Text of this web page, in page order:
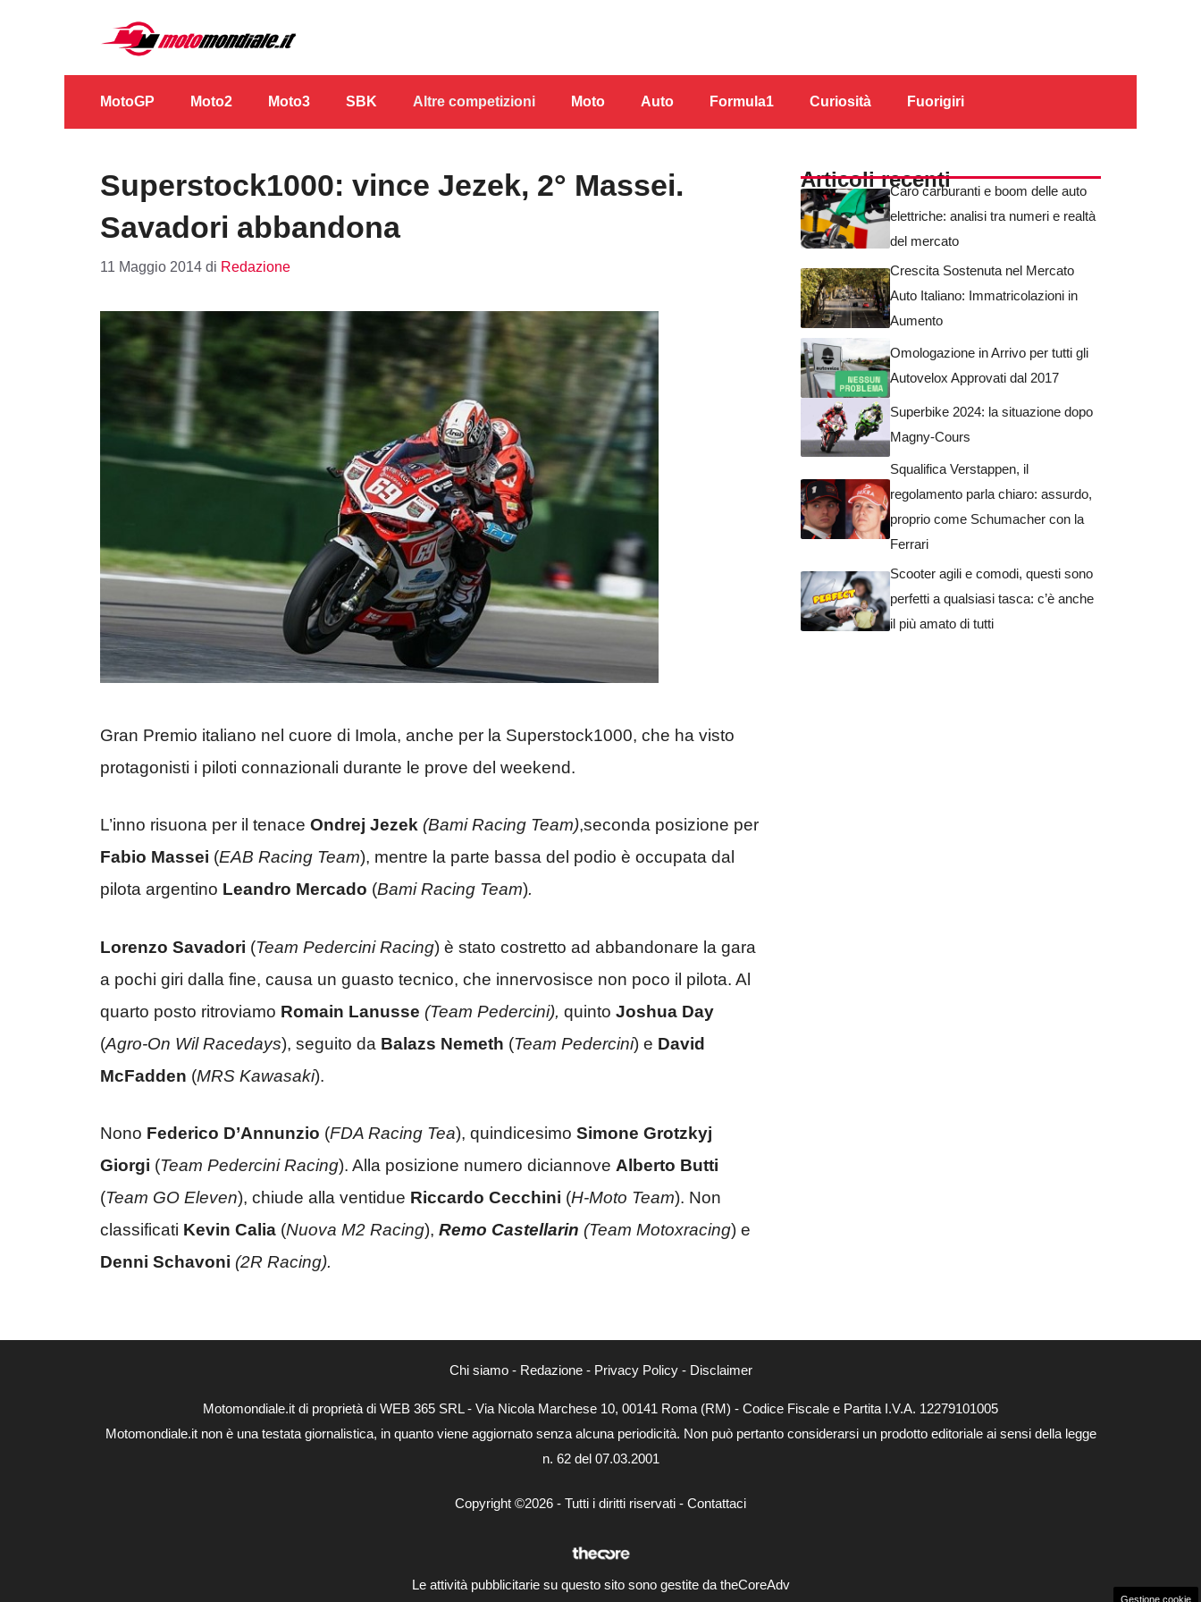
contenuto
MotoGP Moto2 Moto3 SBK Altre competizioni Moto Auto Formula1 Curiosità Fuorigiri
Superstock1000: vince Jezek, 2° Massei.
Savadori abbandona
11 Maggio 2014 di Redazione
Gran Premio italiano nel cuore di Imola, anche per la Superstock1000, che ha visto
protagonisti i piloti connazionali durante le prove del weekend.
L’inno risuona per il tenace Ondrej Jezek (Bami Racing Team),seconda posizione per
Fabio Massei (EAB Racing Team), mentre la parte bassa del podio è occupata dal
pilota argentino Leandro Mercado (Bami Racing Team).
Lorenzo Savadori (Team Pedercini Racing) è stato costretto ad abbandonare la gara
a pochi giri dalla fine, causa un guasto tecnico, che innervosisce non poco il pilota. Al
quarto posto ritroviamo Romain Lanusse (Team Pedercini), quinto Joshua Day
(Agro-On Wil Racedays), seguito da Balazs Nemeth (Team Pedercini) e David
McFadden (MRS Kawasaki).
Nono Federico D’Annunzio (FDA Racing Tea), quindicesimo Simone Grotzkyj
Giorgi (Team Pedercini Racing). Alla posizione numero diciannove Alberto Butti
(Team GO Eleven), chiude alla ventidue Riccardo Cecchini (H-Moto Team). Non
classificati Kevin Calia (Nuova M2 Racing), Remo Castellarin (Team Motoxracing) e
Denni Schavoni (2R Racing).
Articoli recentiCaro carburanti e boom delle auto
elettriche: analisi tra numeri e realtà
del mercato
Crescita Sostenuta nel Mercato
Auto Italiano: Immatricolazioni in
Aumento
Omologazione in Arrivo per tutti gli
Autovelox Approvati dal 2017
Superbike 2024: la situazione dopo
Magny-Cours
Squalifica Verstappen, il
regolamento parla chiaro: assurdo,
proprio come Schumacher con la
Ferrari
Scooter agili e comodi, questi sono
perfetti a qualsiasi tasca: c’è anche
il più amato di tutti
Chi siamo- Redazione- Privacy Policy- Disclaimer
Motomondiale.it di proprietà di WEB 365 SRL - Via Nicola Marchese 10, 00141 Roma (RM) - Codice Fiscale e Partita I.V.A. 12279101005
Motomondiale.it non è una testata giornalistica, in quanto viene aggiornato senza alcuna periodicità. Non può pertanto considerarsi un prodotto editoriale ai sensi della legge
n. 62 del 07.03.2001
Copyright ©2026 - Tutti i diritti riservati - Contattaci
Le attività pubblicitarie su questo sito sono gestite da theCoreAdv
Gestione cookie